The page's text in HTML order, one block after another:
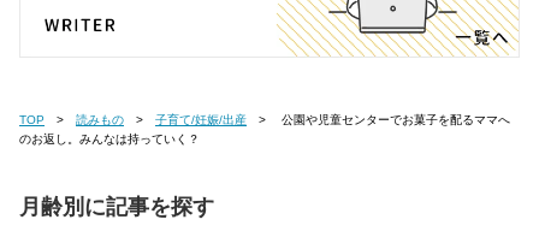
TOP 読みもの 子育て/妊娠/出産
のお返し。みんなは持っていく？
月齢別に記事を探す